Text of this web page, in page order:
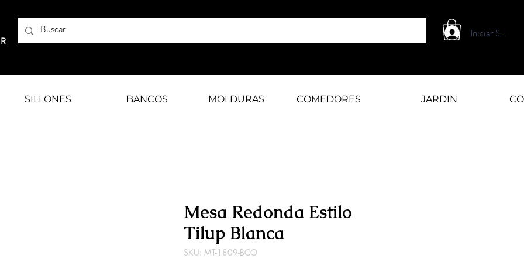
Iniciar Sesión
SILLONES BANCOS MOLDURAS COMEDORES JARDIN
Mesa Redonda Estilo
Tilup Blanca
SKU: MT-1809-BCO